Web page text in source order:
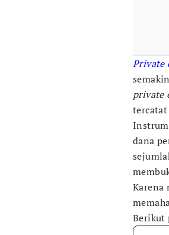
Private
private
tercatat
dana
Karena
Berikut